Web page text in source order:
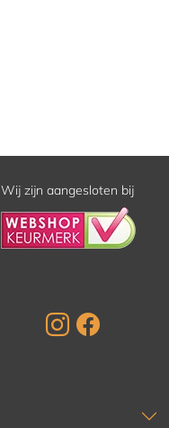
Wij zijn aangesloten bij